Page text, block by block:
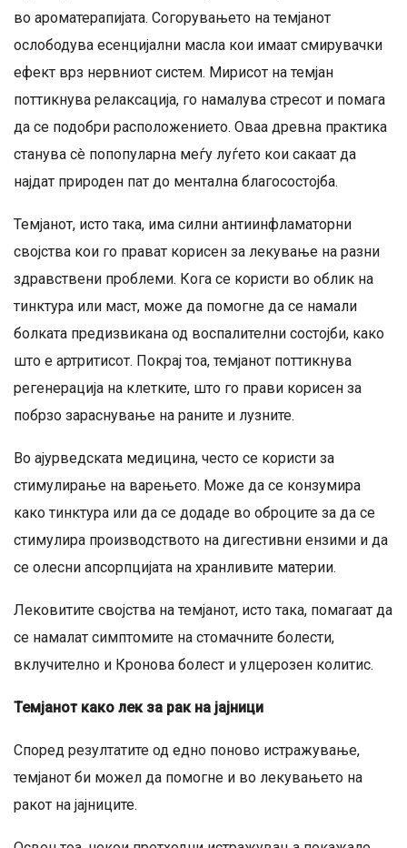
во ароматерапијата. Согорувањето на темјанот
ослободува есенцијални масла кои имаат смирувачки
ефект врз нервниот систем. Мирисот на темјан
поттикнува релаксација, го намалува стресот и помага
да се подобри расположението. Оваа древна практика
станува сè попопуларна меѓу луѓето кои сакаат да
најдат природен пат до ментална благосостојба.
Темјанот, исто така, има силни антиинфламаторни
својства кои го прават корисен за лекување на разни
здравствени проблеми. Кога се користи во облик на
тинктура или маст, може да помогне да се намали
болката предизвикана од воспалителни состојби, како
што е артритисот. Покрај тоа, темјанот поттикнува
регенерација на клетките, што го прави корисен за
побрзо зараснување на раните и лузните.
Во ајурведската медицина, често се користи за
стимулирање на варењето. Може да се конзумира
како тинктура или да се додаде во оброците за да се
стимулира производството на дигестивни ензими и да
се олесни апсорпцијата на хранливите материи.
Лековитите својства на темјанот, исто така, помагаат да
се намалат симптомите на стомачните болести,
вклучително и Кронова болест и улцерозен колитис.
Темјанот како лек за рак на јајници
Според резултатите од едно поново истражување,
темјанот би можел да помогне и во лекувањето на
ракот на јајниците.